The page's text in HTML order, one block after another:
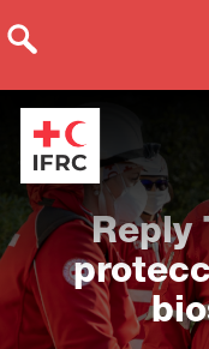
Reply